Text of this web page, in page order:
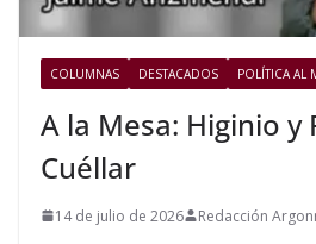
COLUMNAS DESTACADOS POLÍTICA AL
A la Mesa: Higinio y
Cuéllar
14 de julio de 2026 Redacción